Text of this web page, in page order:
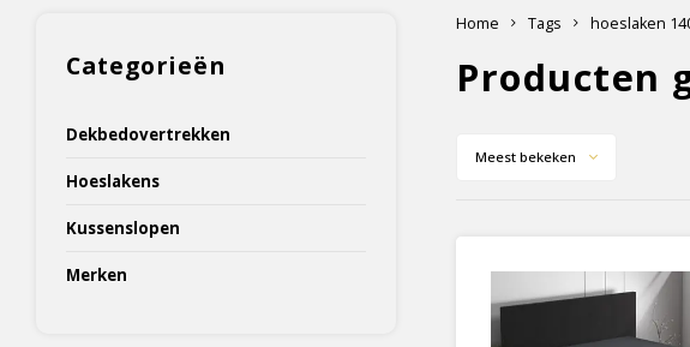
Categorieën
Dekbedovertrekken
Hoeslakens
Kussenslopen
Merken
Home Tags hoeslaken
Producten
Meest bekeken